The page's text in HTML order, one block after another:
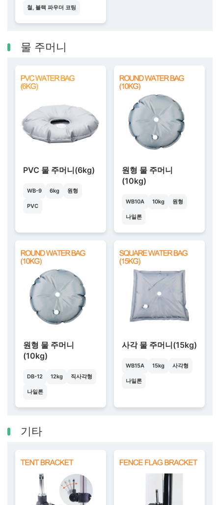
철, 블랙 파우더 코팅
물 주머니
PVC 물 주머니(6kg)
WB-9 6kg 원형
PVC
원형 물 주머니
(10kg)
WB10A 10kg 원형
나일론
원형 물 주머니
(10kg)
DB-12 12kg 직사각형
나일론
사각 물 주머니(15kg)
WB15A 15kg 사각형
나일론
기타